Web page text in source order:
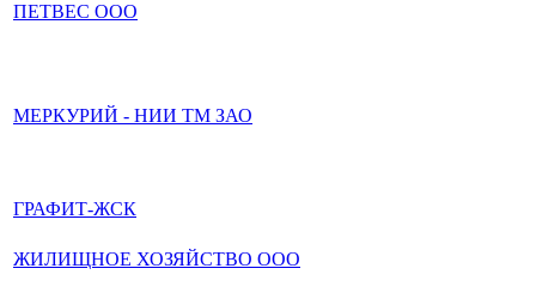
ПЕТВЕС ООО
МЕРКУРИЙ - НИИ ТМ ЗАО
ГРАФИТ-ЖСК
ЖИЛИЩНОЕ ХОЗЯЙСТВО ООО